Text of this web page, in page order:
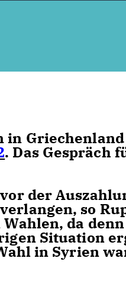
in
. Das Gespräch
der
so
da
Situation
in Syrien